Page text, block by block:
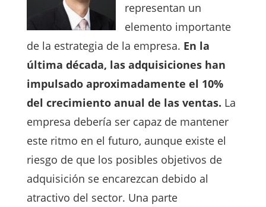
representan un
elemento importante
de la estrategia de la empresa. En la
última década, las adquisiciones han
impulsado aproximadamente el 10%
del crecimiento anual de las ventas. La
empresa debería ser capaz de mantener
este ritmo en el futuro, aunque existe el
riesgo de que los posibles objetivos de
adquisición se encarezcan debido al
atractivo del sector. Una parte